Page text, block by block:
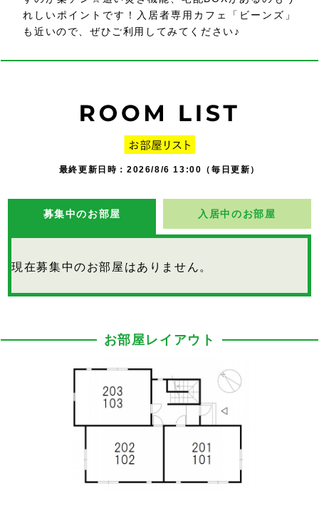
れしいポイントです！入居者専用カフェ「ビーンズ」
も近いので、ぜひご利用してみてください♪
最終更新日時：2026/8/6 13:00（毎日更新）
募集中のお部屋 入居中のお部屋
現在募集中のお部屋はありません。
お部屋レイアウト